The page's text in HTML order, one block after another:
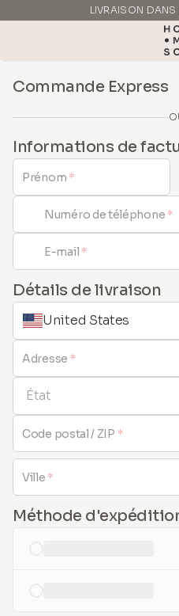
LIVRAISON DANS
Commande Express
Informations de
Prénom*
Numéro de téléphone*
E-mail*
Détails de livraison
United States
Adresse *
État
Code postal / ZIP *
Ville*
Méthode